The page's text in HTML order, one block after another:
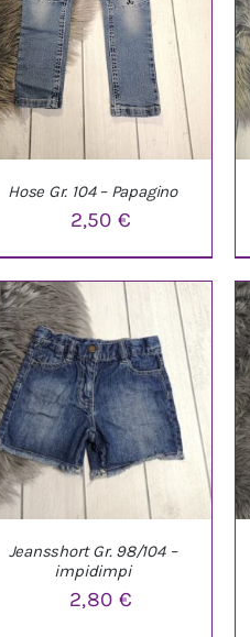
IN DEN WARENKORB
DETAILS
Hose Gr. 104 – Papagino
2,50€
Jeansshort Gr. 98/104 –
impidimpi
2,80 €